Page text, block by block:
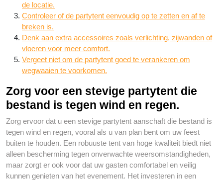
de locatie.
Controleer of de partytent eenvoudig op te zetten en af te
breken is.
Denk aan extra accessoires zoals verlichting, zijwanden of
vloeren voor meer comfort.
Vergeet niet om de partytent goed te verankeren om
wegwaaien te voorkomen.
Zorg voor een stevige partytent die
bestand is tegen wind en regen.
Zorg ervoor dat u een stevige partytent aanschaft die bestand is
tegen wind en regen, vooral als u van plan bent om uw feest
buiten te houden. Een robuuste tent van hoge kwaliteit biedt niet
alleen bescherming tegen onverwachte weersomstandigheden,
maar zorgt er ook voor dat uw gasten comfortabel en veilig
kunnen genieten van het evenement. Het investeren in een